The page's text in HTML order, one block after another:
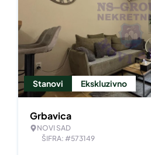
Stanovi Ekskluzivno
Grbavica
NOVI SAD
ŠIFRA: #573149